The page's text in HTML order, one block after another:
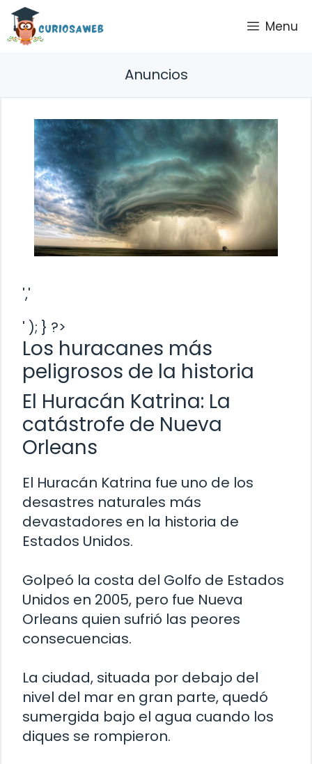
Saltar
contenido
Menu
Anuncios
','
' ); } ?>
Los huracanes más
peligrosos de la historia
El Huracán Katrina: La
catástrofe de Nueva
Orleans
El Huracán Katrina fue uno de los
desastres naturales más
devastadores en la historia de
Estados Unidos.
Golpeó la costa del Golfo de Estados
Unidos en 2005, pero fue Nueva
Orleans quien sufrió las peores
consecuencias.
La ciudad, situada por debajo del
nivel del mar en gran parte, quedó
sumergida bajo el agua cuando los
diques se rompieron.